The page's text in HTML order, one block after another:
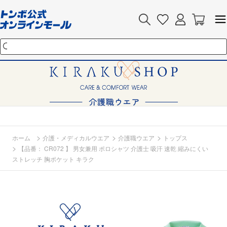
ホーム > 介護・メディカルウエア > 介護職ウエア > トップス
>
【品番： CR072 】 男女兼用 ポロシャツ 介護士 吸汗 速乾 縮みにくい
ストレッチ 胸ポケット キラク